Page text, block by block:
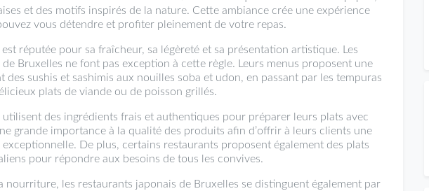
et des motifs inspirés de la nature. Cette ambiance crée une expérience
vous détendre et profiter pleinement de votre repas.
est réputée pour sa fraîcheur, sa légèreté et sa présentation artistique. Les
Bruxelles ne font pas exception à cette règle. Leurs menus proposent une
des sushis et sashimis aux nouilles soba et udon, en passant par les tempuras
plats de viande ou de poisson grillés.
utilisent des ingrédients frais et authentiques pour préparer leurs plats avec
grande importance à la qualité des produits afin d’offrir à leurs clients une
De plus, certains restaurants proposent également des plats
pour répondre aux besoins de tous les convives.
nourriture, les restaurants japonais de Bruxelles se distinguent également par